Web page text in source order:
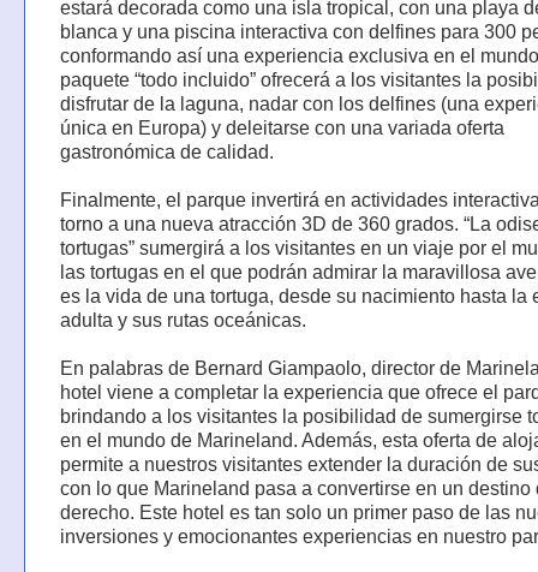
estará decorada como una isla tropical, con una playa
blanca y una piscina interactiva con delfines para 300
conformando así una experiencia exclusiva en el
paquete “todo incluido” ofrecerá a los visitantes la
disfrutar de la laguna, nadar con los delfines (una
única en Europa) y deleitarse con una variada oferta
gastronómica de calidad.
Finalmente, el parque invertirá en actividades
torno a una nueva atracción 3D de 360 grados. “La
tortugas” sumergirá a los visitantes en un viaje por el
las tortugas en el que podrán admirar la maravillosa
es la vida de una tortuga, desde su nacimiento hasta la
adulta y sus rutas oceánicas.
En palabras de Bernard Giampaolo, director de
hotel viene a completar la experiencia que ofrece el
brindando a los visitantes la posibilidad de sumergirse
en el mundo de Marineland. Además, esta oferta de
permite a nuestros visitantes extender la duración de
con lo que Marineland pasa a convertirse en un destino
derecho. Este hotel es tan solo un primer paso de las
inversiones y emocionantes experiencias en nuestro